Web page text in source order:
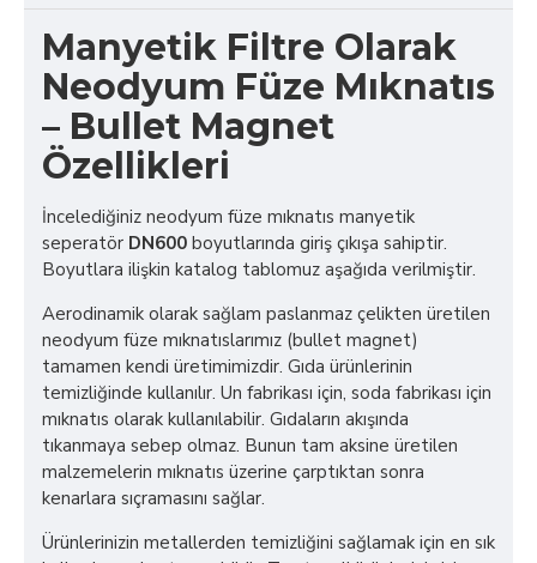
Manyetik Filtre Olarak
Neodyum Füze Mıknatıs
– Bullet Magnet
Özellikleri
İncelediğiniz neodyum füze mıknatıs manyetik
seperatör DN600 boyutlarında giriş çıkışa sahiptir.
Boyutlara ilişkin katalog tablomuz aşağıda verilmiştir.
Aerodinamik olarak sağlam paslanmaz çelikten üretilen
neodyum füze mıknatıslarımız (bullet magnet)
tamamen kendi üretimimizdir. Gıda ürünlerinin
temizliğinde kullanılır. Un fabrikası için, soda fabrikası için
mıknatıs olarak kullanılabilir. Gıdaların akışında
tıkanmaya sebep olmaz. Bunun tam aksine üretilen
malzemelerin mıknatıs üzerine çarptıktan sonra
kenarlara sıçramasını sağlar.
Ürünlerinizin metallerden temizliğini sağlamak için en sık